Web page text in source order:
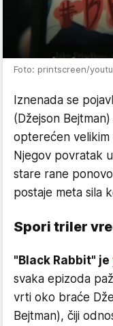
Foto: printscreen/
Iznenada se
(Džejson
opterećen velikim
Njegov povratak
stare rane
postaje meta sila
Spori triler
"Black Rabbit" je
svaka epizoda
vrti oko braće
Bejtman), čiji